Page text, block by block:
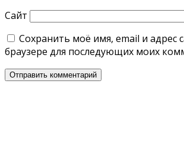
Сайт
Сохранить моё имя, email и адрес
браузере для последующих моих